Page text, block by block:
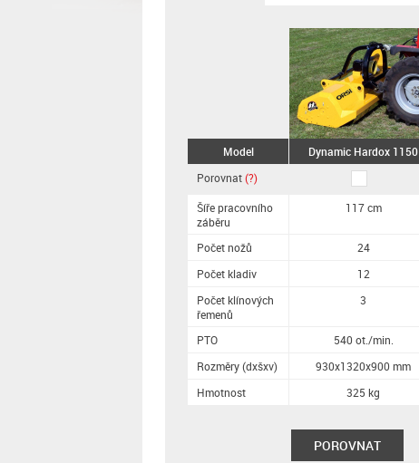
Model
Porovnat(?)
Šíře pracovního
záběru
Počet nožů
Počet kladiv
Počet klínových
řemenů
PTO
Rozměry (dxšxv)
Hmotnost
Dynamic Hardox 1150
117 cm
24
12
3
540 ot./min.
930x1320x900 mm
325 kg
POROVNAT